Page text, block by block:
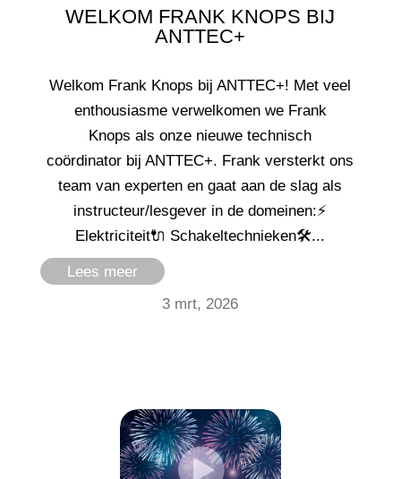
WELKOM FRANK KNOPS BIJ
ANTTEC+
3 mrt, 2026
Welkom Frank Knops bij ANTTEC+! Met veel
enthousiasme verwelkomen we Frank
Knops als onze nieuwe technisch
coördinator bij ANTTEC+. Frank versterkt ons
team van experten en gaat aan de slag als
instructeur/lesgever in de domeinen:⚡
Elektriciteit🔌 Schakeltechnieken🛠...
Lees meer